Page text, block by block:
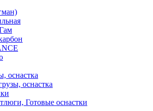
оснастка
оснастка
Готовые оснастки